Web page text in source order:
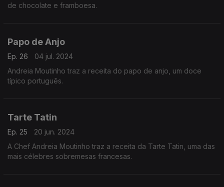
de chocolate e framboesa.
Papo de Anjo
Ep. 26
04 jul. 2024
Andreia Moutinho traz a receita do papo de anjo, um doce
típico português.
Tarte Tatin
Ep. 25
20 jun. 2024
A Chef Andreia Moutinho traz a receita da Tarte Tatin, uma das
mais célebres sobremesas francesas.